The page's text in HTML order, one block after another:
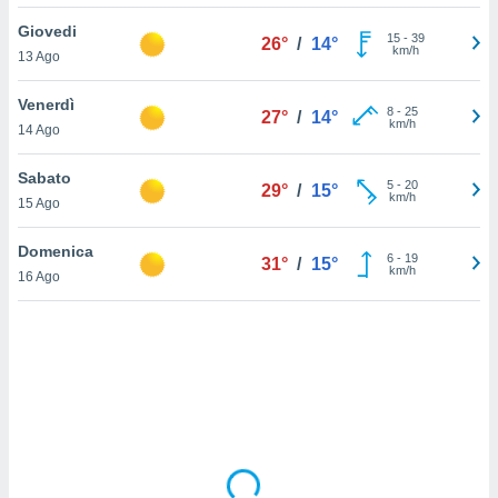
cookie
il tuo
in
a piè
del
Giovedi
13 Ago
26° / 14° 15- 39
km/h
Venerdì
14 Ago
27° / 14° 8- 25
km/h
Sabato
15 Ago
29° / 15° 5- 20
km/h
Domenica
16 Ago
31° / 15° 6- 19
km/h